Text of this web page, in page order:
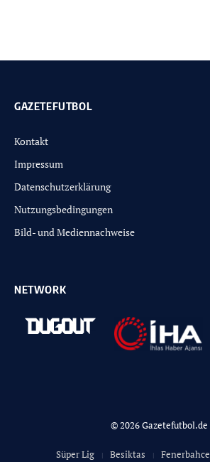
GAZETEFUTBOL
Kontakt
Impressum
Datenschutzerklärung
Nutzungsbedingungen
Bild- und Mediennachweise
NETWORK
© 2026 Gazetefutbol.de
Süper Lig Besiktas Fenerbahce